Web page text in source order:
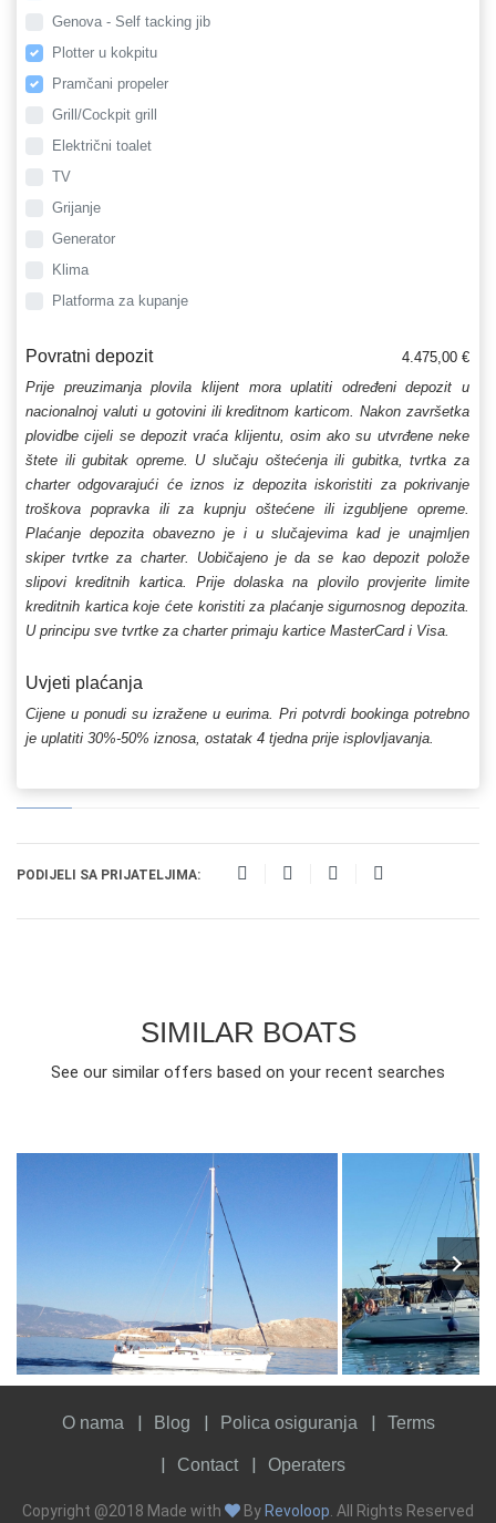
Genova - Self tacking jib
Plotter u kokpitu
Pramčani propeler
Grill/Cockpit grill
Električni toalet
TV
Grijanje
Generator
Klima
Platforma za kupanje
Povratni depozit
4.475,00 €
Prije preuzimanja plovila klijent mora uplatiti određeni depozit u
nacionalnoj valuti u gotovini ili kreditnom karticom. Nakon završetka
plovidbe cijeli se depozit vraća klijentu, osim ako su utvrđene neke
štete ili gubitak opreme. U slučaju oštećenja ili gubitka, tvrtka za
charter odgovarajući će iznos iz depozita iskoristiti za pokrivanje
troškova popravka ili za kupnju oštećene ili izgubljene opreme.
Plaćanje depozita obavezno je i u slučajevima kad je unajmljen
skiper tvrtke za charter. Uobičajeno je da se kao depozit polože
slipovi kreditnih kartica. Prije dolaska na plovilo provjerite limite
kreditnih kartica koje ćete koristiti za plaćanje sigurnosnog depozita.
U principu sve tvrtke za charter primaju kartice MasterCard i Visa.
Uvjeti plaćanja
Cijene u ponudi su izražene u eurima. Pri potvrdi bookinga potrebno
je uplatiti 30%-50% iznosa, ostatak 4 tjedna prije isplovljavanja.
PODIJELI SA PRIJATELJIMA:
SIMILAR BOATS
See our similar offers based on your recent searches
10
PERSON
2009
YEAR
4
CABINS
FROM € 10
PERSON
1999
YEAR
4
CABINS
O nama Blog Polica osiguranja Terms
Contact Operaters
Copyright @2018 Made with By Revoloop . All Rights Reserved